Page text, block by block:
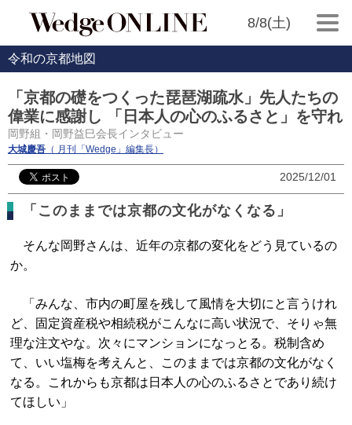
8/8(土)
令和の京都地図
「京都の礎をつくった琵琶湖疏水」先人たちの
偉業に感謝し 「日本人の心のふるさと」を守れ
岡野組・岡野益巳会長インタビュー
大城慶吾 （ 月刊「Wedge」編集長）
2025/12/01
「このままでは京都の文化がなくなる」
そんな岡野さんは、近年の京都の変化をどう見ているの
か。
「みんな、市内の町屋を残して風情を大切にと言うけれ
ど、固定資産税や相続税がこんなに高い状況で、そりゃ無
理な注文やな。次々にマンションになっとる。税制含め
て、いい塩梅を考えんと、このままでは京都の文化がなく
なる。これからも京都は日本人の心のふるさとであり続け
てほしい」